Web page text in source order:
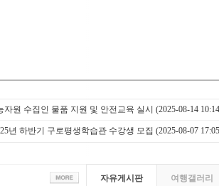
자원 수집인 물품 지원 및 안전교육 실시 (2025-08-14
년 하반기 구로평생학습관 수강생 모집 (2025-08-07
자유게시판 여행갤러리